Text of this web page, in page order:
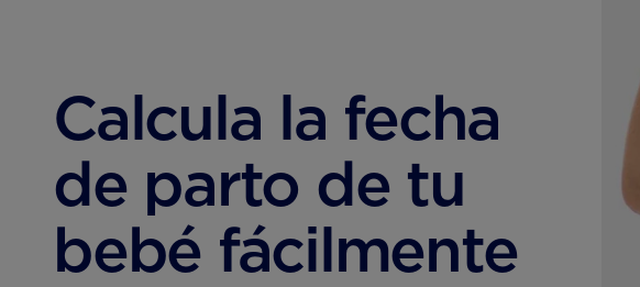
Calcula la fecha
de parto de tu
bebé fácilmente